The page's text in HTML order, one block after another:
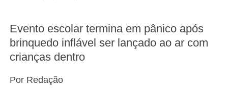
Evento escolar termina em pânico após
brinquedo inflável ser lançado ao ar com
crianças dentro
Por Redação